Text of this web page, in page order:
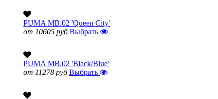
PUMA MB.02 'Queen City'
от 10605 руб Выбрать
PUMA MB.02 'Black/Blue'
от 11278 руб Выбрать